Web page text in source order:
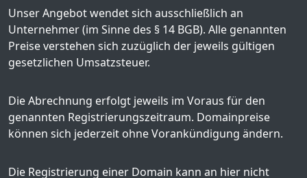
Unser Angebot wendet sich ausschließlich an
Unternehmer (im Sinne des § 14 BGB). Alle genannten
Preise verstehen sich zuzüglich der jeweils gültigen
gesetzlichen Umsatzsteuer.
Die Abrechnung erfolgt jeweils im Voraus für den
genannten Registrierungszeitraum. Domainpreise
können sich jederzeit ohne Vorankündigung ändern.
Die Registrierung einer Domain kann an hier nicht